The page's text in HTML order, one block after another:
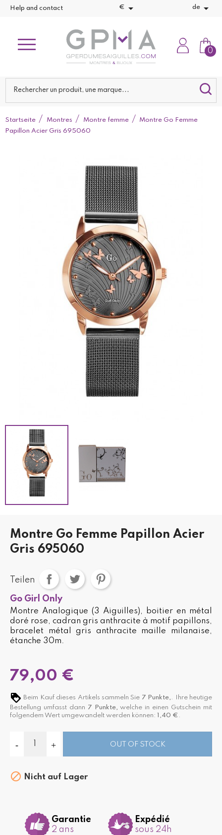
Help and contact €  de 
0
Startseite Montres Montre femme
Montre Go Femme
Papillon Acier Gris 695060
Montre Go Femme Papillon Acier
Gris 695060
Teilen
Go Girl Only
Montre Analogique (3 Aiguilles), boitier en métal
doré rose, cadran gris anthracite à motif papillons,
bracelet métal gris anthracite maille milanaise,
étanche 30m.
79,00 €
Beim Kauf dieses Artikels sammeln Sie 7 Punkte, . Ihre heutige
Bestellung umfasst dann 7 Punkte, welche in einen Gutschein mit
folgendem Wert umgewandelt werden können: 1,40 € .
OUT OF STOCK
 Nicht auf Lager
Garantie
2 ans
Expédié
sous 24h